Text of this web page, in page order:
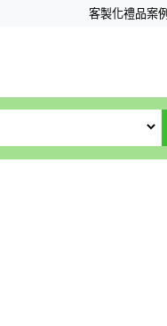
客製化禮品案例